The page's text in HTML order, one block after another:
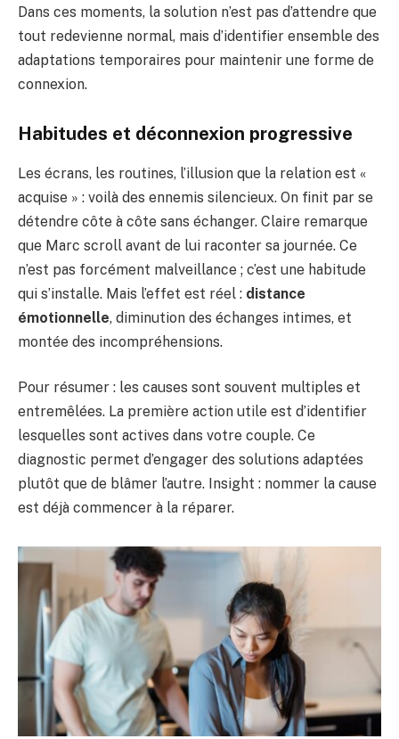
Dans ces moments, la solution n’est pas d’attendre que
tout redevienne normal, mais d’identifier ensemble des
adaptations temporaires pour maintenir une forme de
connexion.
Habitudes et déconnexion progressive
Les écrans, les routines, l’illusion que la relation est «
acquise » : voilà des ennemis silencieux. On finit par se
détendre côte à côte sans échanger. Claire remarque
que Marc scroll avant de lui raconter sa journée. Ce
n’est pas forcément malveillance ; c’est une habitude
qui s’installe. Mais l’effet est réel : distance
émotionnelle, diminution des échanges intimes, et
montée des incompréhensions.
Pour résumer : les causes sont souvent multiples et
entremêlées. La première action utile est d’identifier
lesquelles sont actives dans votre couple. Ce
diagnostic permet d’engager des solutions adaptées
plutôt que de blâmer l’autre. Insight : nommer la cause
est déjà commencer à la réparer.